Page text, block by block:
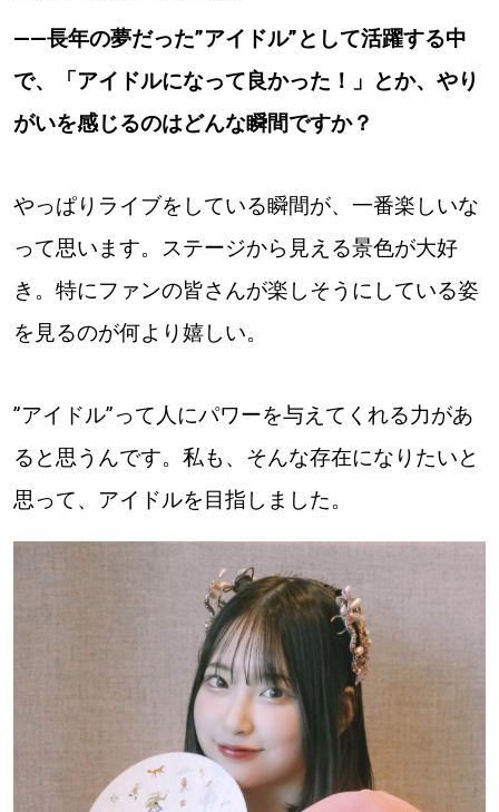
プライバシーポリシー
――長年の夢だった”アイドル”として活躍する中
で、「アイドルになって良かった！」とか、やり
がいを感じるのはどんな瞬間ですか？
やっぱりライブをしている瞬間が、一番楽しいな
って思います。ステージから見える景色が大好
き。特にファンの皆さんが楽しそうにしている姿
を見るのが何より嬉しい。
”アイドル”って人にパワーを与えてくれる力があ
ると思うんです。私も、そんな存在になりたいと
思って、アイドルを目指しました。